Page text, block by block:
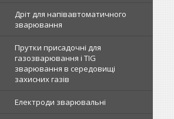
Дріт для напівавтоматичного
зварювання
Прутки присадочні для
газозварювання і TIG
зварювання в середовищі
захисних газів
Електроди зварювальні